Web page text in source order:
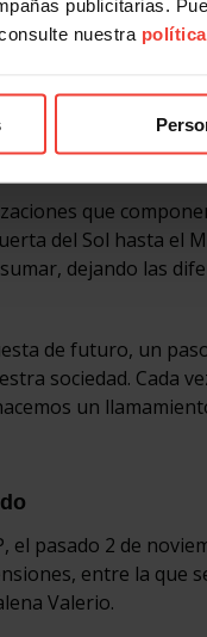
publicitarias.
nuestra
dignas y
que
del Sol hasta el
dejando las
de futuro, un
sociedad. Cada
un
el pasado 2 de
entre la que
Valerio.